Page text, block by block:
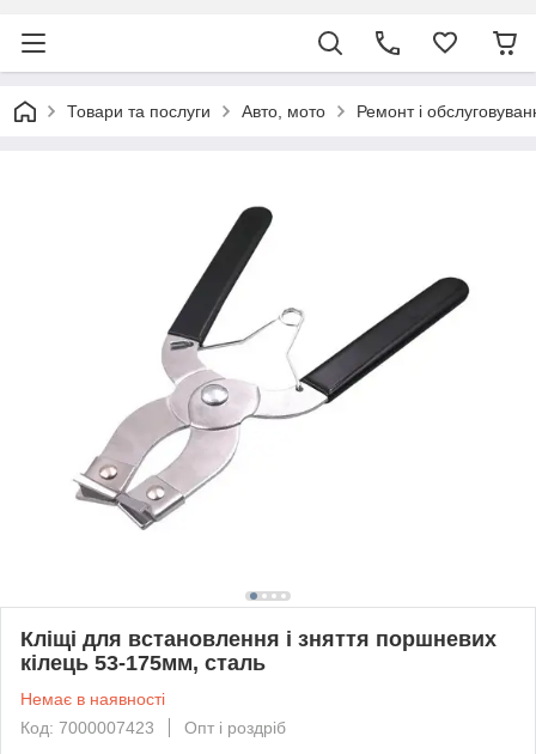
Товари та послуги Авто, мото Ремонт і
Кліщі для встановлення і зняття поршневих
кілець 53-175мм, сталь
Немає в наявності
Код: 7000007423
Опт і роздріб